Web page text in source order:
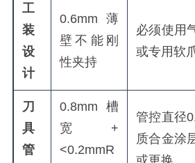
工
装
设
计
0.6mm薄
壁不能刚
性夹持
必须使用
或专用软
刀
具
管
0.8mm槽
宽+
<0.2mmR
管控直径
质合金涂
或更换